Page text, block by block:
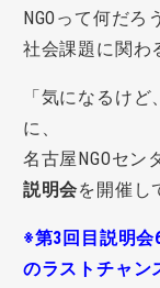
NGOって何だろ
社会課題に関わ
「気になるけ
に、
名古屋NGOセン
説明会を開催し
※第3回目説明
のラストチャン